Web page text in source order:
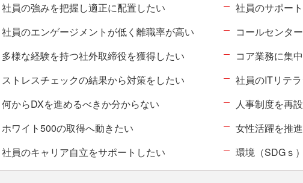
社員の強みを把握し適正に配置したい
社員のサポー
社員のエンゲージメントが低く離職率が高い
コールセンタ
多様な経験を持つ社外取締役を獲得したい
コア業務に集
ストレスチェックの結果から対策をしたい
社員のITリテ
何からDXを進めるべきか分からない
人事制度を再
ホワイト500の取得へ動きたい
女性活躍を推
社員のキャリア自立をサポートしたい
環境（SDGｓ